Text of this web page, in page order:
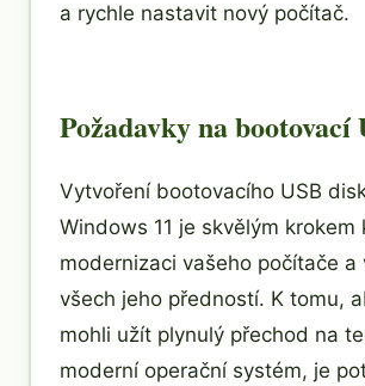
a rychle nastavit nový počítač.
Požadavky na bootovací
Vytvoření bootovacího USB
Windows 11 je skvělým krokem
modernizaci vašeho počítače a
všech jeho předností. K tomu,
mohli užít plynulý přechod na
moderní operační systém, je